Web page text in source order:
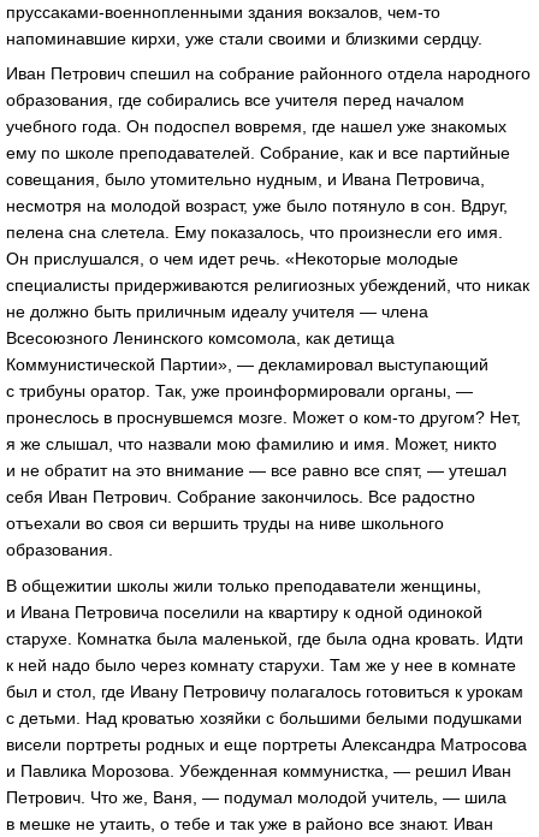
пруссаками-военнопленными здания вокзалов, чем-то
напоминавшие кирхи, уже стали своими и близкими сердцу.
Иван Петрович спешил на собрание районного отдела народного
образования, где собирались все учителя перед началом
учебного года. Он подоспел вовремя, где нашел уже знакомых
ему по школе преподавателей. Собрание, как и все партийные
совещания, было утомительно нудным, и Ивана Петровича,
несмотря на молодой возраст, уже было потянуло в сон. Вдруг,
пелена сна слетела. Ему показалось, что произнесли его имя.
Он прислушался, о чем идет речь. «Некоторые молодые
специалисты придерживаются религиозных убеждений, что никак
не должно быть приличным идеалу учителя — члена
Всесоюзного Ленинского комсомола, как детища
Коммунистической Партии», — декламировал выступающий
с трибуны оратор. Так, уже проинформировали органы, —
пронеслось в проснувшемся мозге. Может о ком-то другом? Нет,
я же слышал, что назвали мою фамилию и имя. Может, никто
и не обратит на это внимание — все равно все спят, — утешал
себя Иван Петрович. Собрание закончилось. Все радостно
отъехали во своя си вершить труды на ниве школьного
образования.
В общежитии школы жили только преподаватели женщины,
и Ивана Петровича поселили на квартиру к одной одинокой
старухе. Комнатка была маленькой, где была одна кровать. Идти
к ней надо было через комнату старухи. Там же у нее в комнате
был и стол, где Ивану Петровичу полагалось готовиться к урокам
с детьми. Над кроватью хозяйки с большими белыми подушками
висели портреты родных и еще портреты Александра Матросова
и Павлика Морозова. Убежденная коммунистка, — решил Иван
Петрович. Что же, Ваня, — подумал молодой учитель, — шила
в мешке не утаить, о тебе и так уже в районо все знают. Иван